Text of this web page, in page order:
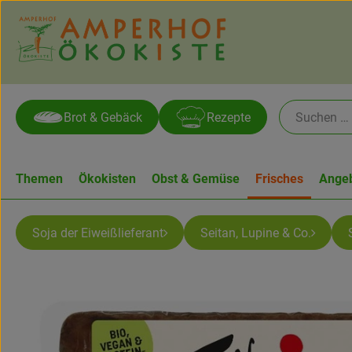
Brot & Gebäck Rezepte
Themen Ökokisten Obst & Gemüse Frisches
Soja der Eiweißlieferant Seitan, Lupine & Co.